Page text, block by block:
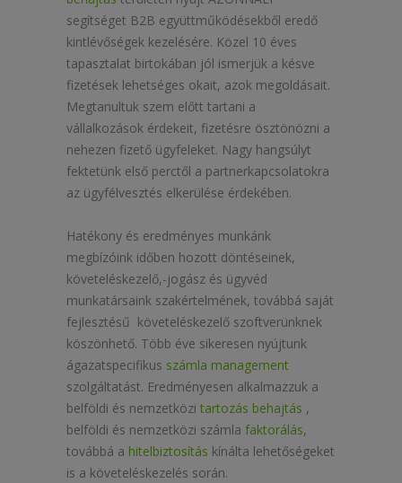
segítséget B2B együttműködésekből eredő
kintlévőségek kezelésére. Közel 10 éves
tapasztalat birtokában jól ismerjük a késve
fizetések lehetséges okait, azok megoldásait.
Megtanultuk szem előtt tartani a
vállalkozások érdekeit, fizetésre ösztönözni a
nehezen fizető ügyfeleket. Nagy hangsúlyt
fektetünk első perctől a partnerkapcsolatokra
az ügyfélvesztés elkerülése érdekében.
Hatékony és eredményes munkánk
megbízóink időben hozott döntéseinek,
követeléskezelő,-jogász és ügyvéd
munkatársaink szakértelmének, továbbá saját
fejlesztésű követeléskezelő szoftverünknek
köszönhető. Több éve sikeresen nyújtunk
ágazatspecifikus számla management
szolgáltatást. Eredményesen alkalmazzuk a
belföldi és nemzetközi tartozás behajtás ,
belföldi és nemzetközi számla faktorálás,
továbbá a hitelbiztosítás kínálta lehetőségeket
is a követeléskezelés során.